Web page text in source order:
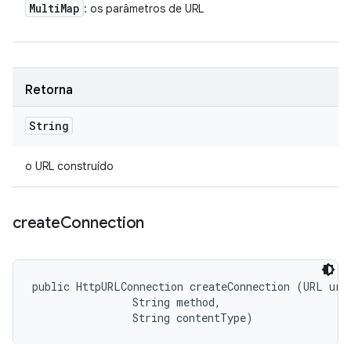
MultiMap : os parâmetros de URL
Retorna
String
o URL construído
createConnection
public HttpURLConnection createConnection (URL
                String method,
                String contentType)